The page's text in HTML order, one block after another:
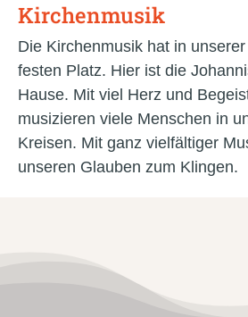
Kirchenmusik
Die Kirchenmusik hat in
festen Platz. Hier ist die
Hause. Mit viel Herz und
musizieren viele Menschen in
Kreisen. Mit ganz vielfältiger
unseren Glauben zum Klingen.